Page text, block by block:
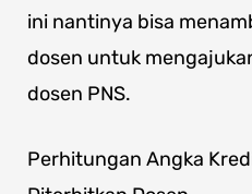
ini nantinya bisa
dosen untuk
dosen PNS.
Perhitungan Angka